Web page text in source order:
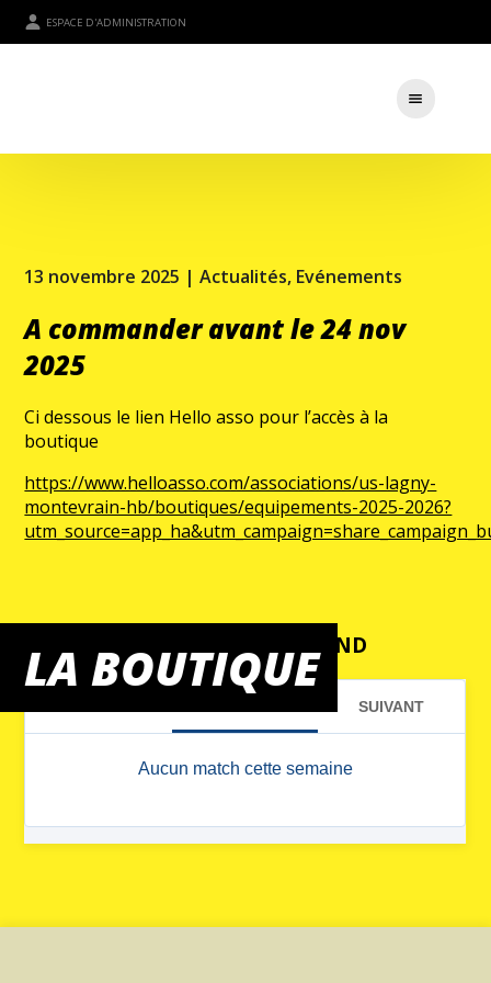
ESPACE D'ADMINISTRATION
LA BOUTIQUE
13 novembre 2025 |Actualités, Evénements
A commander avant le 24 nov
2025
Ci dessous le lien Hello asso pour l’accès à la
boutique
https://www.helloasso.com/associations/us-lagny-
montevrain-hb/boutiques/equipements-2025-2026?
MATCHS DU WEEK-END